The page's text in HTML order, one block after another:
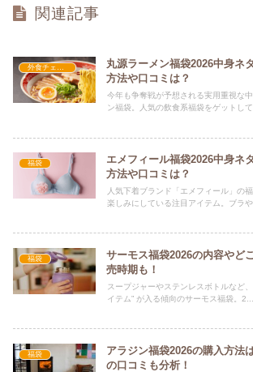
関連記事
外食チェーン店福袋
丸源ラーメン福袋2026中身ネ
方法や口コミは？
今年も争奪戦が予想される実用重視な
ン福袋。人気の飲食系福袋をゲットし
福袋
エメフィール福袋2026中身ネ
方法や口コミは？
人気下着ブランド「エメフィール」の
楽しみにしている注目アイテム。ブラや
福袋
サーモス福袋2026の内容やど
売時期も！
スープジャーやステンレスボトルなど
イテム” が入る傾向のサーモス福袋。2...
福袋
アラジン福袋2026の購入方法
の口コミも分析！